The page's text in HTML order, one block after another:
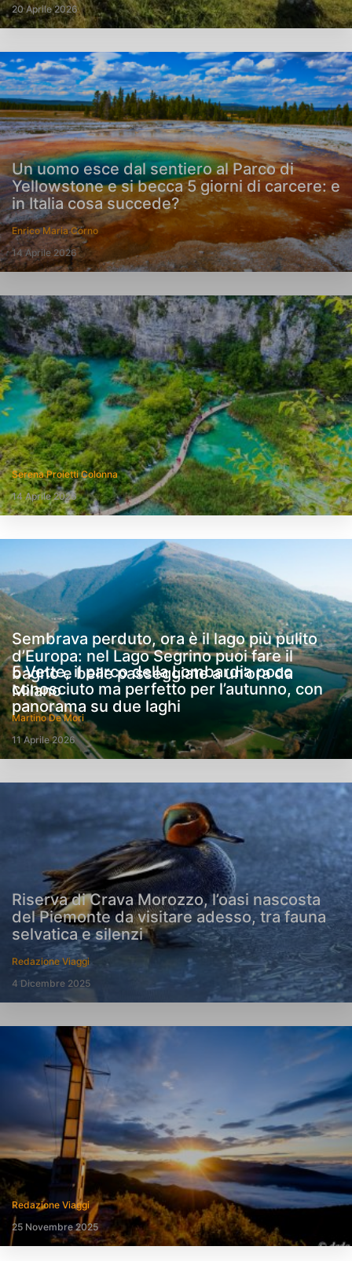
20 Aprile 2026
Un uomo esce dal sentiero al Parco di
Yellowstone e si becca 5 giorni di carcere: e
in Italia cosa succede?
Enrico Maria Corno
14 Aprile 2026
Serena Proietti Colonna
14 Aprile 2026
Sembrava perduto, ora è il lago più pulito
d’Europa: nel Lago Segrino puoi fare il
bagno e belle passeggiate a un’ora da
Milano
Martino De Mori
11 Aprile 2026
Riserva di Crava Morozzo, l’oasi nascosta
del Piemonte da visitare adesso, tra fauna
selvatica e silenzi
Redazione Viaggi
4 Dicembre 2025
5 Vette, il parco della Lombardia poco
conosciuto ma perfetto per l’autunno, con
panorama su due laghi
Redazione Viaggi
25 Novembre 2025